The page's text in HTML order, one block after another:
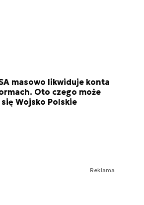
masowo likwiduje konta
Oto czego może
Wojsko Polskie
Reklama